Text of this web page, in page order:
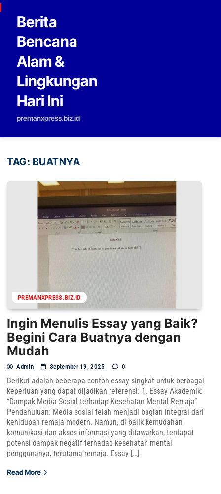
Skip to content
Berita
Bencana
Alam &
Lingkungan
Hari Ini
premanxpress.biz.id
TAG: BUATNYA
PREMANXPRESS.BIZ.ID
Ingin Menulis Essay yang Baik?
Begini Cara Buatnya dengan
Mudah
Admin September 19, 2025 0
Berikut adalah beberapa contoh essay singkat untuk berbagai
keperluan yang dapat dijadikan referensi: 1. Essay Akademik:
“Dampak Media Sosial terhadap Kesehatan Mental Remaja”
Pendahuluan: Media sosial telah menjadi bagian integral dari
kehidupan remaja modern. Namun, di balik kemudahan
komunikasi dan akses informasi yang ditawarkan, terdapat
potensi dampak negatif terhadap kesehatan mental
penggunanya, terutama remaja. Essay […]
Read More